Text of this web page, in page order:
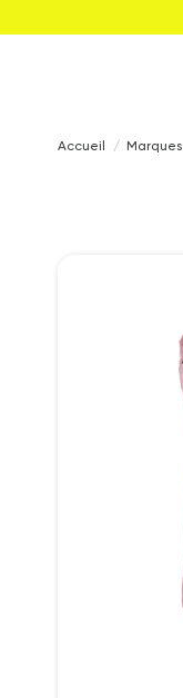
Accueil Marques